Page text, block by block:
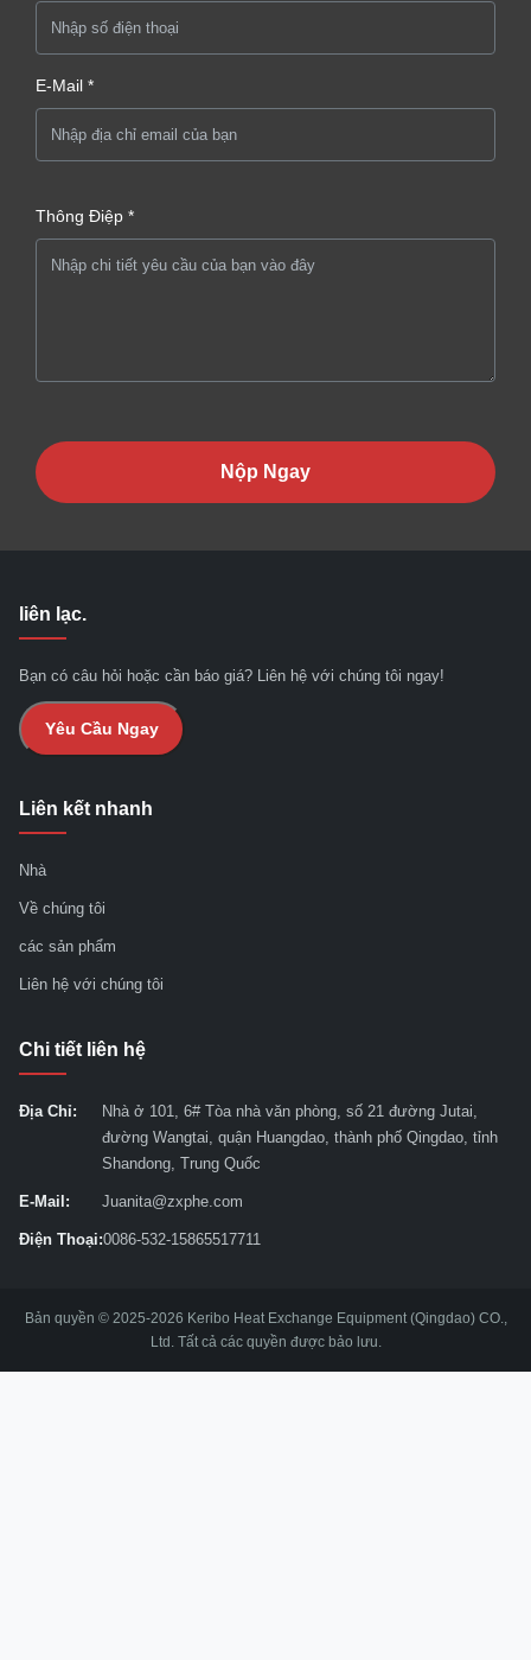
E-Mail *
Thông Điệp *
Nộp Ngay
liên lạc.
Bạn có câu hỏi hoặc cần báo giá? Liên hệ với chúng tôi ngay!
Yêu Cầu Ngay
Liên kết nhanh
Nhà
Về chúng tôi
các sản phẩm
Liên hệ với chúng tôi
Chi tiết liên hệ
Địa Chỉ:
Nhà ở 101, 6# Tòa nhà văn phòng, số 21 đường Jutai,
đường Wangtai, quận Huangdao, thành phố Qingdao, tỉnh
Shandong, Trung Quốc
E-Mail: Juanita@zxphe.com
Điện Thoại:0086-532-15865517711
Bản quyền © 2025-2026 Keribo Heat Exchange Equipment (Qingdao) CO.,
Ltd. Tất cả các quyền được bảo lưu.